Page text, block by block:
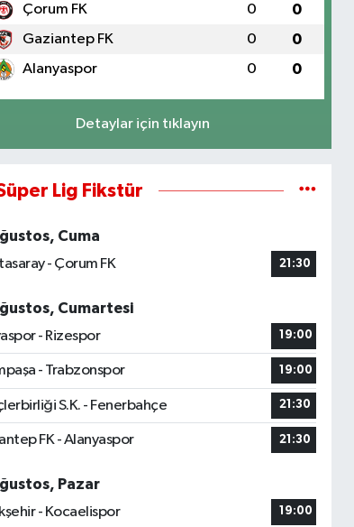
Çorum FK 0 0
Gaziantep FK 0 0
Alanyaspor 0 0
Detaylar için tıklayın
Lig Fikstür
Cuma
- Çorum FK
21:30
Cumartesi
- Rizespor
19:00
- Trabzonspor 19:00
S.K. - Fenerbahçe 21:30
FK - Alanyaspor 21:30
Pazar
- Kocaelispor
19:00